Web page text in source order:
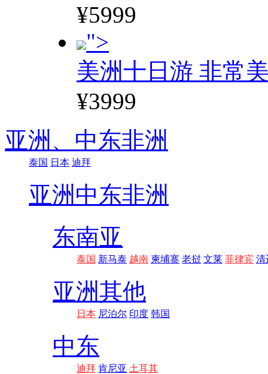
¥5999
">
美洲十日游 非常
¥3999
亚洲、 中东非洲
泰国 日本 迪拜
亚洲 中东非洲
东南亚
泰国 新马泰 越南 柬埔寨 老挝 文莱 菲律宾 清
亚洲其他
日本 尼泊尔 印度 韩国
中东
迪拜 肯尼亚 土耳其